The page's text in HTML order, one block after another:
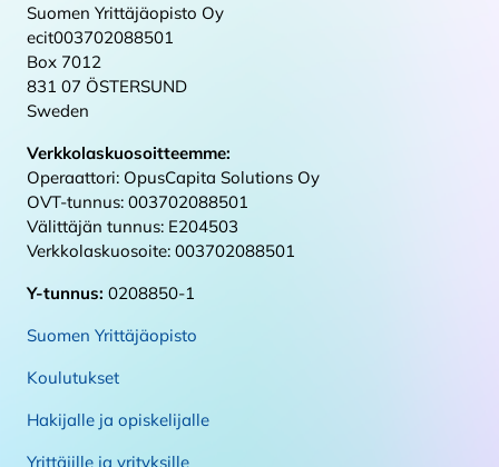
Suomen Yrittäjäopisto Oy
ecit003702088501
Box 7012
831 07 ÖSTERSUND
Sweden
Verkkolaskuosoitteemme:
Operaattori: OpusCapita Solutions Oy
OVT-tunnus: 003702088501
Välittäjän tunnus: E204503
Verkkolaskuosoite: 003702088501
Y-tunnus: 0208850-1
Suomen Yrittäjäopisto
Koulutukset
Hakijalle ja opiskelijalle
Yrittäjille ja yrityksille